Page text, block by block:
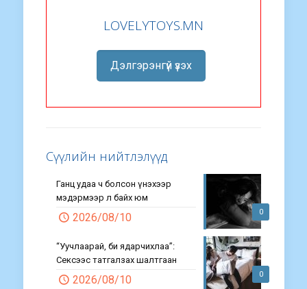
LOVELYTOYS.MN
Дэлгэрэнгүй үзэх
Сүүлийн нийтлэлүүд
0
Ганц удаа ч болсон үнэхээр
мэдэрмээр л байх юм
2026/08/10
0
“Уучлаарай, би ядарчихлаа”:
Сексээс татгалзах шалтгаан
2026/08/10